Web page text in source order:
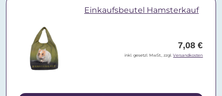
Einkaufsbeutel Hamsterkauf
7,08 €
inkl. gesetzl. MwSt., zzgl.Versandkosten